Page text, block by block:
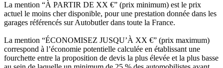
La mention “À PARTIR DE XX €” (prix minimum) est le prix
actuel le moins cher disponible, pour une prestation donnée dans les
garages référencés sur Autobutler dans toute la France.
La mention “ÉCONOMISEZ JUSQU’À XX €” (prix maximum)
correspond à l’économie potentielle calculée en établissant une
fourchette entre la proposition de devis la plus élevée et la plus basse